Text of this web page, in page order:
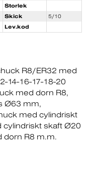
Storlek
Skick
5/10
Lev.kod
R8/ER32 med
14-16-17-18-20
med dorn R8
Ø63 mm
med cylindriskt
cylindriskt skaft Ø20
dorn R8 m.m.